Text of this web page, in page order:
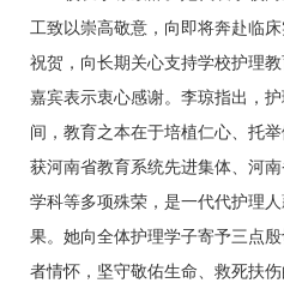
工致以崇高敬意，向即将奔赴临
祝贺，向长期关心支持学校护理
嘉宾表示衷心感谢。李琼指出，
间，教育之本在于培植仁心、托
获河南省教育系统先进集体、河
学科等多项殊荣，是一代代护理
果。她向全体护理学子寄予三点
者情怀，坚守敬佑生命、救死扶